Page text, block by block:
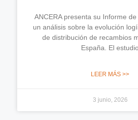
ANCERA presenta su Informe
un análisis sobre la evolución
de distribución de recambios
España. El estudio
LEER MÁS >>
3 junio, 2026